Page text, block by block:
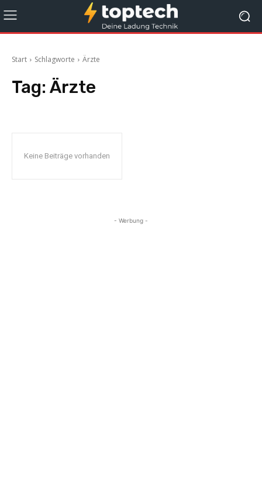
Start Schlagworte Ärzte
Tag: Ärzte
Keine Beiträge vorhanden
- Werbung -